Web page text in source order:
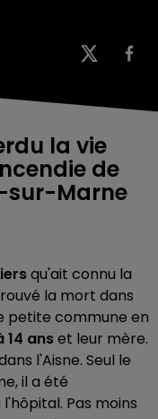
la vie
de
sur-Marne
qu'ait connu la
la mort dans
petite commune en
14 anset leur mère.
l'Aisne. Seul le
il a été
Pas moins